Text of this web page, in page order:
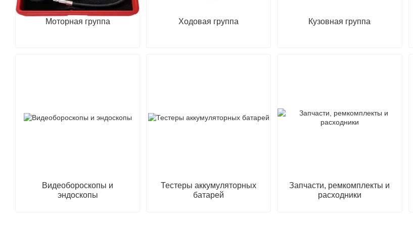
Моторная группа Ходовая группа Кузовная группа
Видеобороскопы и
эндоскопы
Тестеры аккумуляторных
батарей
Запчасти, ремкомплекты и
расходники